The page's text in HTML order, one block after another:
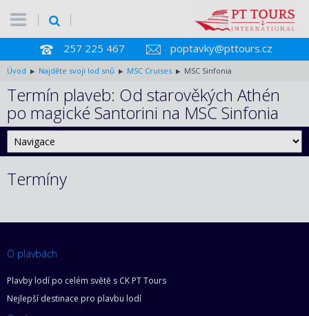
257 225 467 poptavky@pttours.cz
Úvod Najděte svoji loď snů MSC Cruises MSC Sinfonia
Termín plaveb: Od starověkých Athén
po magické Santorini na MSC Sinfonia
Termíny
O plavbách
Plavby lodí po celém světě s CK PT Tours
Nejlepší destinace pro plavbu lodí